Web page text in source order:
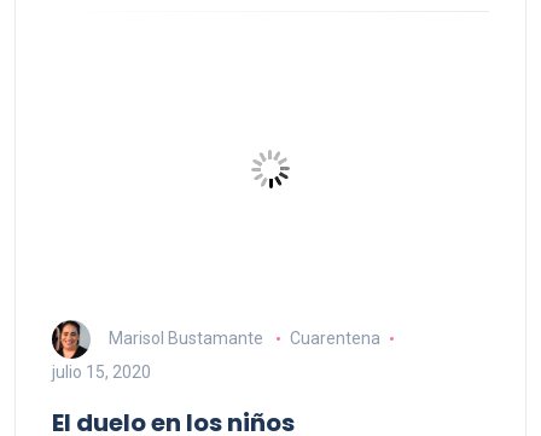
Marisol Bustamante
Cuarentena
julio 15, 2020
El duelo en los niños